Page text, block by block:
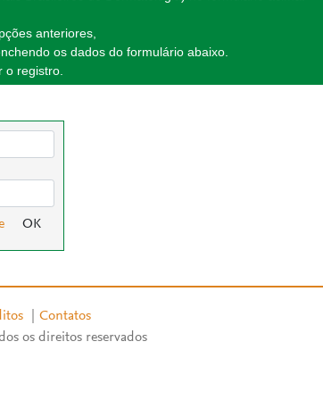
anteriores,
os dados do formulário abaixo.
o registro.
Contatos
os direitos reservados